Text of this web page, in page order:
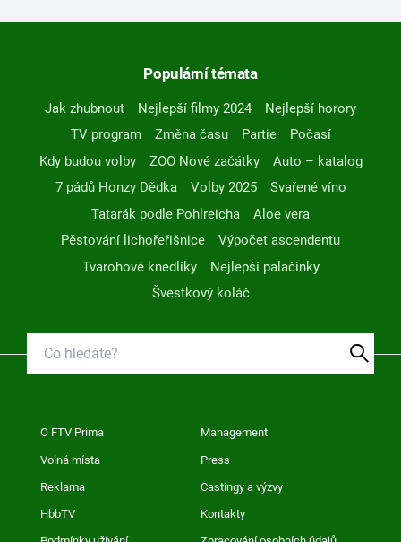
Populární témata
Jak zhubnout Nejlepší filmy 2024
Nejlepší horory
TV program
Změna času Partie
Počasí
Kdy budou volby
ZOO Nové začátky
Auto – katalog
7 pádů Honzy Dědka
Volby 2025
Svařené víno
Tatarák podle Pohlreicha
Aloe vera
Pěstování lichořeřišnice
Výpočet ascendentu
Tvarohové knedlíky
Nejlepší palačinky
Švestkový koláč
O FTV Prima Management
Volná místa Press
Reklama Castingy a výzvy
HbbTV Kontakty